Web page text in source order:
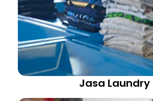
Jasa Laundry